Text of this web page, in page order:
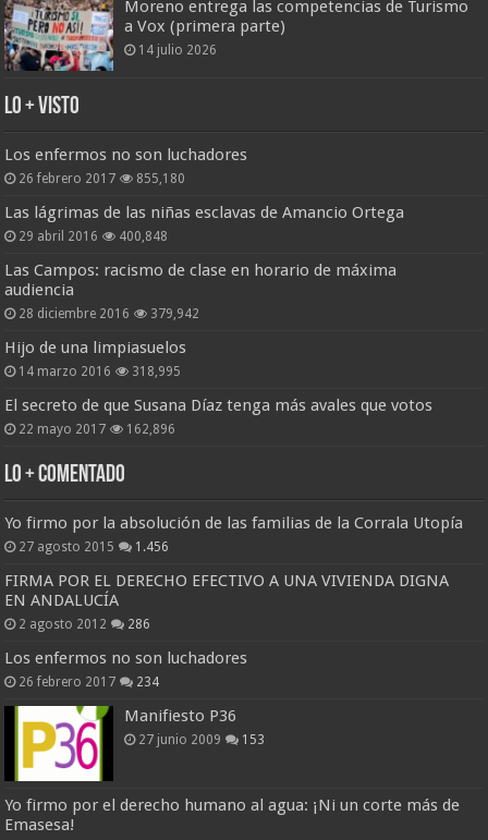
Moreno entrega las competencias de Turismo
a Vox (primera parte)
14 julio 2026
Lo + Visto
Los enfermos no son luchadores
26 febrero 2017 855,180
Las lágrimas de las niñas esclavas de Amancio Ortega
29 abril 2016 400,848
Las Campos: racismo de clase en horario de máxima
audiencia
28 diciembre 2016 379,942
Hijo de una limpiasuelos
14 marzo 2016 318,995
El secreto de que Susana Díaz tenga más avales que votos
22 mayo 2017 162,896
Lo + Comentado
Yo firmo por la absolución de las familias de la Corrala Utopía
27 agosto 2015 1.456
FIRMA POR EL DERECHO EFECTIVO A UNA VIVIENDA DIGNA
EN ANDALUCÍA
2 agosto 2012 286
Los enfermos no son luchadores
26 febrero 2017 234
Manifiesto P36
27 junio 2009 153
Yo firmo por el derecho humano al agua: ¡Ni un corte más de
Emasesa!